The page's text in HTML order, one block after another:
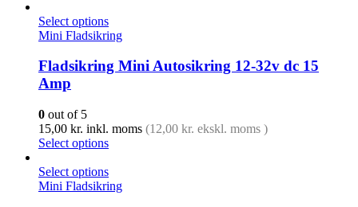
Select options
Mini Fladsikring
Fladsikring Mini Autosikring 12-32v dc 15
Amp
0 out of 5
15,00 kr. inkl. moms (12,00 kr. ekskl. moms )
Select options
Select options
Mini Fladsikring